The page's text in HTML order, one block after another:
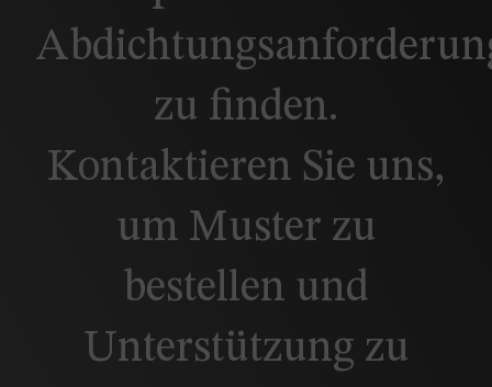
zu finden.
Kontaktieren Sie uns,
um Muster zu
bestellen und
Unterstützung zu